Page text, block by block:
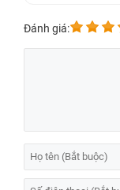
Thay mặt kính
Thực tế, có ít khách
Đánh giá: